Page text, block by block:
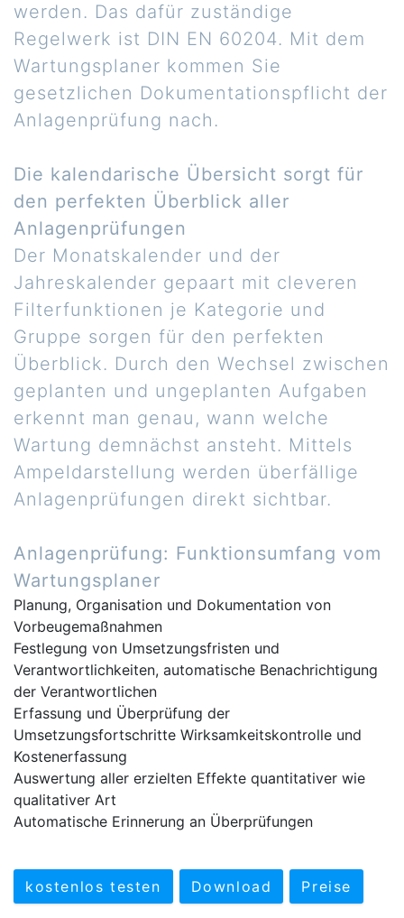
werden. Das dafür zuständige
Regelwerk ist DIN EN 60204. Mit dem
Wartungsplaner kommen Sie
gesetzlichen Dokumentationspflicht der
Anlagenprüfung nach.
Die kalendarische Übersicht sorgt für
den perfekten Überblick aller
Anlagenprüfungen
Der Monatskalender und der
Jahreskalender gepaart mit cleveren
Filterfunktionen je Kategorie und
Gruppe sorgen für den perfekten
Überblick. Durch den Wechsel zwischen
geplanten und ungeplanten Aufgaben
erkennt man genau, wann welche
Wartung demnächst ansteht. Mittels
Ampeldarstellung werden überfällige
Anlagenprüfungen direkt sichtbar.
Anlagenprüfung: Funktionsumfang vom
Wartungsplaner
Planung, Organisation und Dokumentation von
Vorbeugemaßnahmen
Festlegung von Umsetzungsfristen und
Verantwortlichkeiten, automatische Benachrichtigung
der Verantwortlichen
Erfassung und Überprüfung der
Umsetzungsfortschritte Wirksamkeitskontrolle und
Kostenerfassung
Auswertung aller erzielten Effekte quantitativer wie
qualitativer Art
Automatische Erinnerung an Überprüfungen
kostenlos testen Download Preise